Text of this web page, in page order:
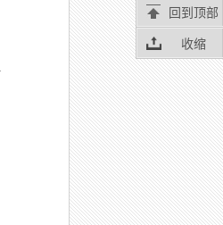
回到顶部
收缩